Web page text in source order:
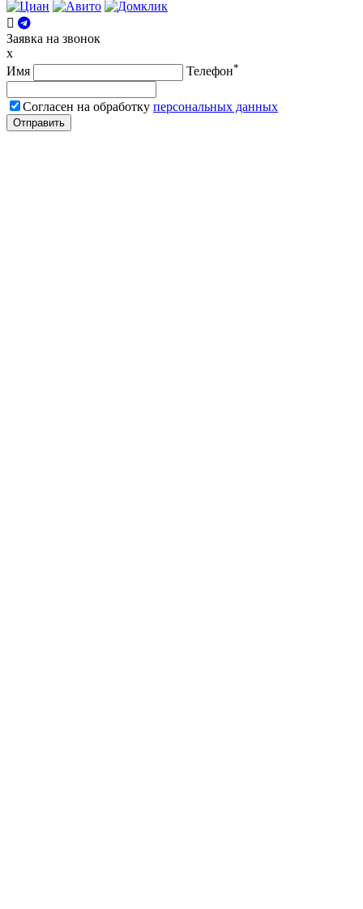
Заявка на звонок
x
Имя
Телефон*
Согласен на обработку персональных данных